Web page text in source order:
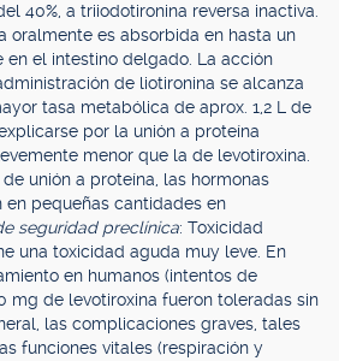
40%, a triiodotironina reversa inactiva.
oralmente es absorbida en hasta un
en el intestino delgado. La acción
de liotironina se alcanza
tasa metabólica de aprox. 1,2 L de
por la unión a proteína
menor que la de levotiroxina.
unión a proteína, las hormonas
en pequeñas cantidades en
seguridad preclínica: Toxicidad
una toxicidad aguda muy leve. En
en humanos (intentos de
mg de levotiroxina fueron toleradas sin
las complicaciones graves, tales
funciones vitales (respiración y